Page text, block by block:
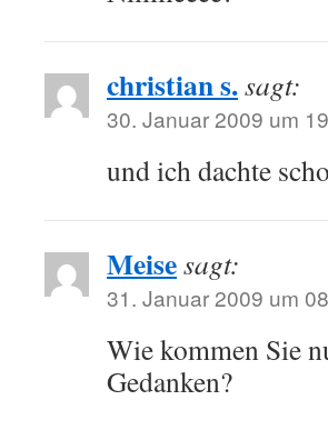
christian s.sagt:
30. Januar 2009 um
und ich dachte
Meisesagt:
31. Januar 2009 um
Wie kommen Sie
Gedanken?